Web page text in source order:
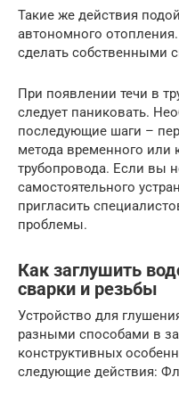
Такие же действия
автономного
сделать собственными
При появлении течи в
следует паниковать.
последующие шаги –
метода временного или
трубопровода. Если вы
самостоятельного
пригласить
проблемы.
Как заглушить
сварки и резьбы
Устройство для
разными способами в
конструктивных
следующие действия: